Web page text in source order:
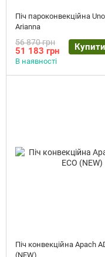
Піч пароконвекційна
Arianna
56 870 грн
51 183 грн Купити
В наявності
Піч конвекційна Apach
(NEW)